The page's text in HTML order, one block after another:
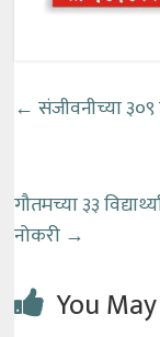
← संजीवनीच्या ३०९
गौतमच्या ३३
नोकरी →
You